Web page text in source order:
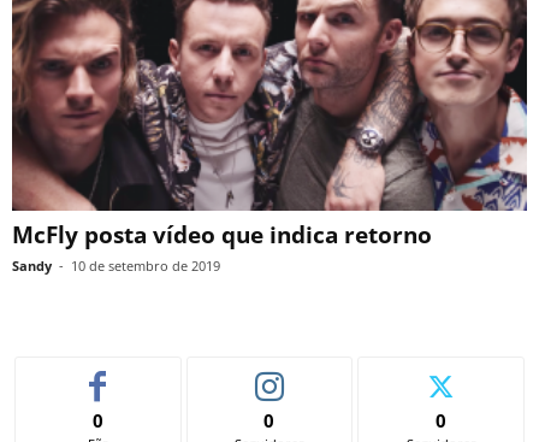
McFly posta vídeo que indica retorno
Sandy - 10 de setembro de 2019
0 0 0